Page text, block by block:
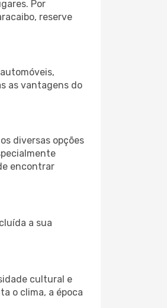
Por
reserve
as vantagens do
diversas opções
encontrar
a sua
cultural e
o clima, a época